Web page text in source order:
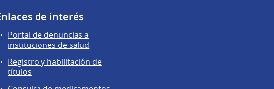
de interés
Portal de denuncias a
instituciones de salud
Registro y habilitación de
títulos